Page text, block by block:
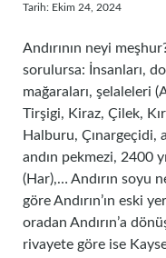
Tarih: Ekim 24, 2024
Andırının neyi
sorulursa: İnsanları,
mağaraları, şelaleleri
Tirşigi, Kiraz, Çilek,
Halburu, Çınargeçidi,
andın pekmezi, 2400
(Har),… Andırın soyu
göre Andırın’ın eski
oradan Andırın’a
rivayete göre ise